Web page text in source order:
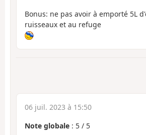
Bonus: ne pas avoir à emporté 5L
ruisseaux et au refuge
06 juil. 2023 à 15:50
Note globale : 5 / 5